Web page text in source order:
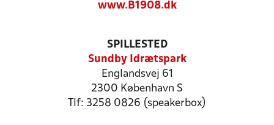
www.B1908.dk
SPILLESTED
Sundby Idrætspark
Englandsvej 61
2300 København S
Tlf: 3258 0826 (speakerbox)